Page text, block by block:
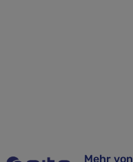
Mehr von